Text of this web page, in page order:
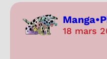
18 mars